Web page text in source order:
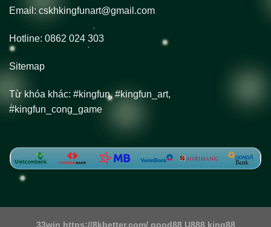
Email: cskhkingfunart@gmail.com
Hotline: 0862 024 303
Sitemap
Từ khóa khác: #kingfun, #kingfun_art,
#kingfun_cong_game
33win https://8kbetter.com/ good88 U888 king88